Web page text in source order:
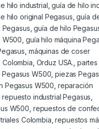
hilo industrial ,guía de hilo
hilo original Pegasus ,guía
,guía de hilo
W500 guía hilo máquina
máquinas de coser
Colombia Orduz USA. partes
,Pegasus W500 ,piezas
Pegasus W500 reparación
,repuesto industrial Pegasus
W500 repuestos de
Colombia ,repuestos